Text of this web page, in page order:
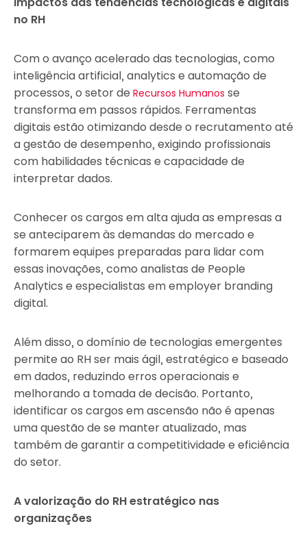
no RH
Com o avanço acelerado das tecnologias, como
inteligência artificial, analytics e automação de
processos, o setor de Recursos Humanos se
transforma em passos rápidos. Ferramentas
digitais estão otimizando desde o recrutamento até
a gestão de desempenho, exigindo profissionais
com habilidades técnicas e capacidade de
interpretar dados.
Conhecer os cargos em alta ajuda as empresas a
se anteciparem às demandas do mercado e
formarem equipes preparadas para lidar com
essas inovações, como analistas de People
Analytics e especialistas em employer branding
digital.
Além disso, o domínio de tecnologias emergentes
permite ao RH ser mais ágil, estratégico e baseado
em dados, reduzindo erros operacionais e
melhorando a tomada de decisão. Portanto,
identificar os cargos em ascensão não é apenas
uma questão de se manter atualizado, mas
também de garantir a competitividade e eficiência
do setor.
A valorização do RH estratégico nas
organizações